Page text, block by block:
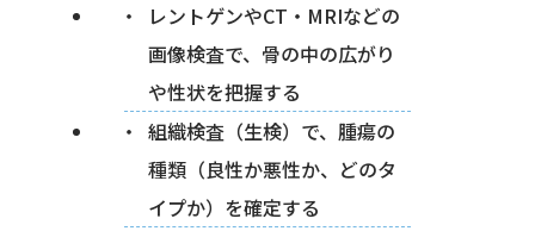
レントゲンやCT・MRIなどの
画像検査で、骨の中の広がり
や性状を把握する
組織検査（生検）で、腫瘍の
種類（良性か悪性か、どのタ
イプか）を確定する